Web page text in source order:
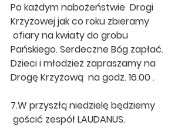
Po każdym nabożeństwie  Drogi
Krzyżowej jak co roku zbieramy
ofiary na kwiaty do grobu
Pańskiego. Serdeczne Bóg zapłać.
Dzieci i młodzież zapraszamy na
Drogę Krzyżową  na godz. 16.00 .
7.W przyszłą niedzielę będziemy
gościć zespół LAUDANUS.